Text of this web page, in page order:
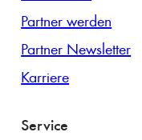
Partner werden
Partner Newsletter
Karriere
Service